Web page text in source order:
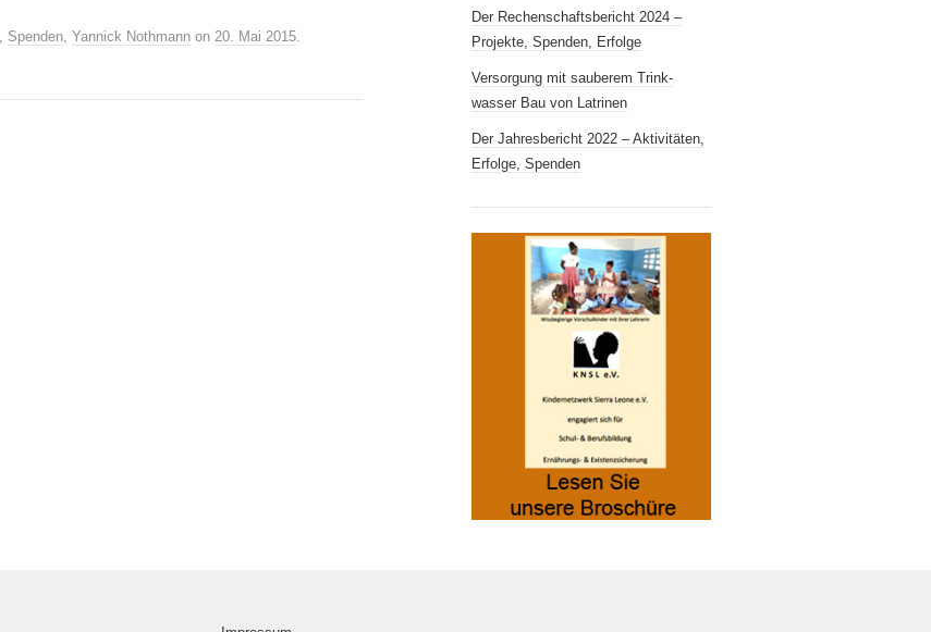
Spenden Yannick Nothmann on 20. Mai 2015
Der Rechenschaftsbericht 2024 –
Projekte, Spenden, Erfolge
Versorgung mit sauberem Trink­
wasser Bau von Latrinen
Der Jahresbericht 2022 – Aktivitäten,
Erfolge, Spenden